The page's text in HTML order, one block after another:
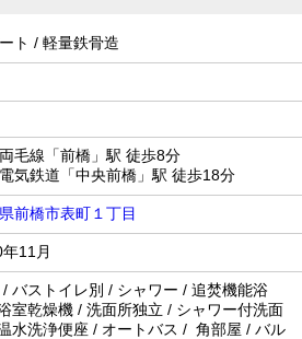
ト / 軽量鉄骨造
両毛線「前橋」駅 徒歩8分
電気鉄道「中央前橋」駅 徒歩18分
前橋市表町１丁目
11月
バストイレ別 / シャワー / 追焚機能浴
室乾燥機 / 洗面所独立 / シャワー付洗面
水洗浄便座 / オートバス / 角部屋 / バル